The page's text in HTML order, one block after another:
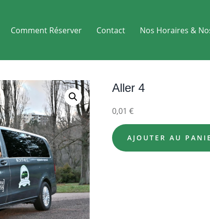
Comment Réserver Contact Nos Horaires &
Aller 4
0,01 €
AJOUTER AU